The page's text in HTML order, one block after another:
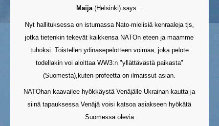
Maija (Helsinki) says...
Nyt hallituksessa on istumassa Nato-mielisiä kenraaleja tjs,
jotka tietenkin tekevät kaikkensa NATOn eteen ja maamme
tuhoksi. Toistellen ydinasepelotteen voimaa, joka pelote
todellakin voi aloittaa WW3:n "yllättävästä paikasta"
(Suomesta),kuten profeetta on ilmaissut asian.
NATOhan kaavailee hyökkäystä Venäjälle Ukrainan kautta ja
siinä tapauksessa Venäjä voisi katsoa asiakseen hyökätä
Suomessa olevia